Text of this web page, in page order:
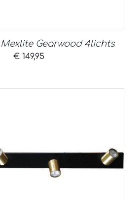
Gearwood 4lichts
€149,95